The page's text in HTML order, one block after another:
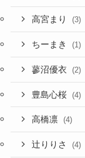
高宮まり (3)
ちーまき (1)
蓼沼優衣 (2)
豊島心桜 (4)
高橋凛 (4)
辻りりさ (4)